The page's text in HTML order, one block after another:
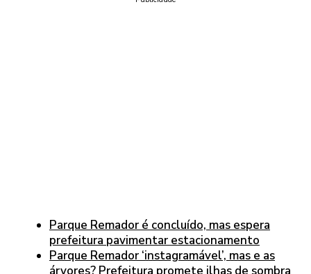
Parque Remador é concluído, mas espera
prefeitura pavimentar estacionamento
Parque Remador ‘instagramável’, mas e as